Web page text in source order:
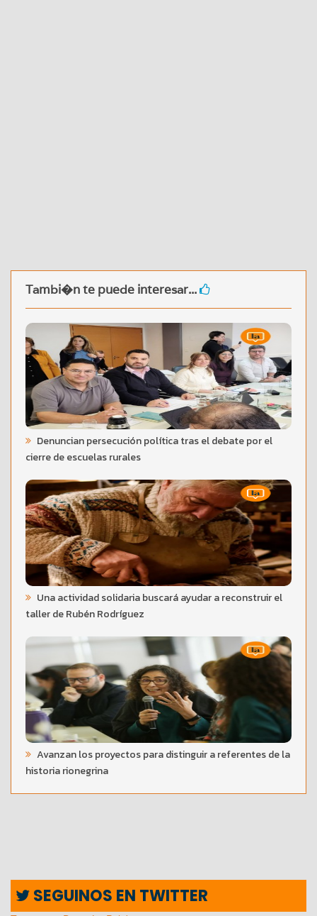
Tambi�n te puede interesar...
Denuncian persecución política tras el debate por el
cierre de escuelas rurales
Una actividad solidaria buscará ayudar a reconstruir el
taller de Rubén Rodríguez
Avanzan los proyectos para distinguir a referentes de la
historia rionegrina
SEGUINOS EN TWITTER